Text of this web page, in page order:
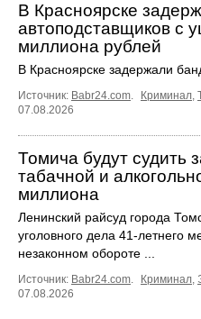
В Красноярске
автоподставщиков с
миллиона рублей
В Красноярске задержали
Источник: Babr24.com. Криминал,
07.08.2026
Томича будут судить
табачной и
миллиона
Ленинский райсуд города
уголовного дела 41-летнего
незаконном обороте ...
Источник: Babr24.com. Криминал,
07.08.2026